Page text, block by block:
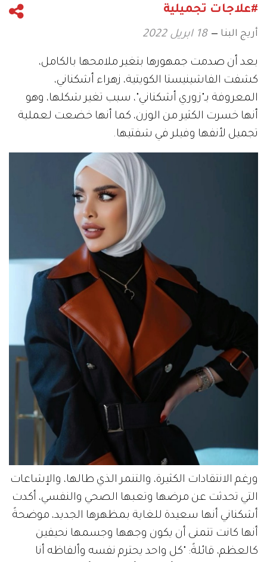
#علاجات تجميلية
أريج البنا 18 ابريل 2022
بعد أن صدمت جمهورها بتغير ملامحها بالكامل،
كشفت الفاشينيستا الكويتية، زهراء أشكناني،
المعروفة بـ"زوري أشكناني"، سبب تغير شكلها، وهو
أنها خسرت الكثير من الوزن، كما أنها خضعت لعملية
تجميل لأنفها وفيلر في شفتيها.
ورغم الانتقادات الكثيرة، والتنمر الذي طالها، والإشاعات
التي تحدثت عن مرضها وتعبها الصحي والنفسي، أكدت
أشكناني أنها سعيدة للغاية بمظهرها الجديد، موضحةً
أنها كانت تتمنى أن يكون وجهها وجسمها نحيفين
كالعظم، قائلةً: "كل واحد يحترم نفسه وألفاظه أنا